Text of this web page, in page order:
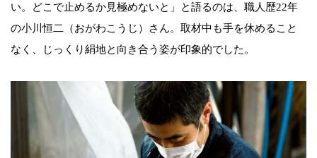
い。どこで止めるか見極めないと」と語るのは、職人歴22年
の小川恒二（おがわこうじ）さん。取材中も手を休めること
なく、じっくり絹地と向き合う姿が印象的でした。